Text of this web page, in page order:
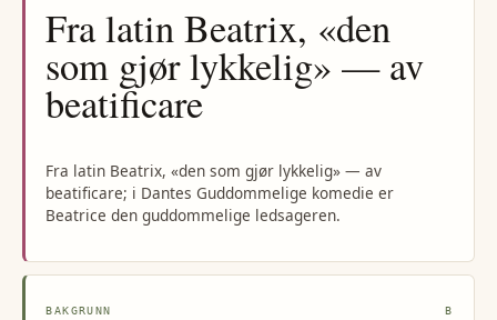
Fra latin Beatrix, «den
som gjør lykkelig» — av
beatificare
Fra latin Beatrix, «den som gjør lykkelig» — av
beatificare; i Dantes Guddommelige komedie er
Beatrice den guddommelige ledsageren.
BAKGRUNN B